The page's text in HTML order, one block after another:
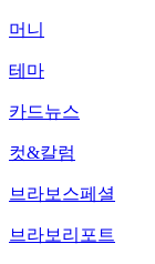
머니
테마
카드뉴스
컷&칼럼
브라보스페셜
브라보리포트